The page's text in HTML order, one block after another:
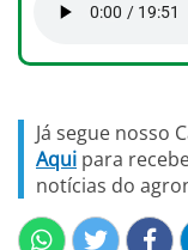
Já segue nosso
Aqui para
notícias do